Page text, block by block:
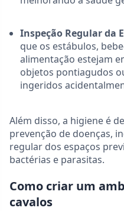
Inspeção Regular da
que os estábulos,
alimentação estejam
objetos pontiagudos
ingeridos
Além disso, a higiene é
prevenção de doenças,
regular dos espaços
bactérias e parasitas.
Como criar um
cavalos